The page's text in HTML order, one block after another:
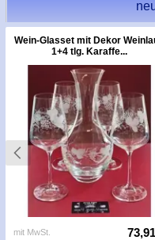
Wein-Glasset mit Dekor
1+4 tlg. Karaffe...
mit MwSt.